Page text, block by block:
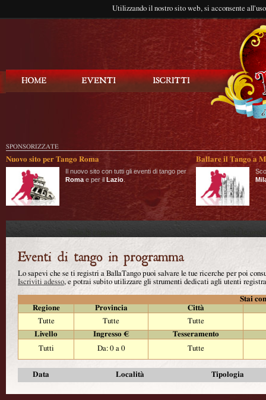
Utilizzando il nostro sito web, si acconsente
SPONSORIZZATE
Nuovo sito per Tango Roma
Il nuovo sito con tutti gli eventi di tango per
Roma e per il Lazio
Ballare il Tango a
Lo sapevi che se ti registri a BallaTango puoi salvare le tue ricerche per poi
Iscriviti adesso, e potrai subito utilizzare gli strumenti dedicati agli utenti
Stai
Regione
Provincia
Città
Tutte
Tutte
Tutte
Livello
Ingresso €
Tesseramento
Tutti
Da: 0 a 0 Tutte
Data Località Tipologia